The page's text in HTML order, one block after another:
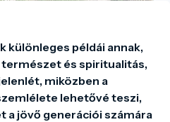
különleges példái annak,
és spiritualitás,
miközben a
lehetővé teszi,
a jövő generációi számára